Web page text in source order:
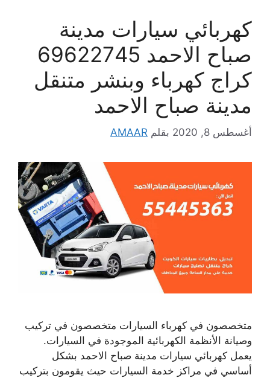
كهربائي سيارات مدينة
صباح الاحمد 69622745
كراج كهرباء وبنشر متنقل
مدينة صباح الاحمد
أغسطس 8, 2020 بقلم AMAAR
متخصصون في كهرباء السيارات متخصصون في تركيب
وصيانة الأنظمة الكهربائية الموجودة في السيارات.
يعمل كهربائي سيارات مدينة صباح الاحمد بشكل
أساسي في مراكز خدمة السيارات حيث يقومون بتركيب